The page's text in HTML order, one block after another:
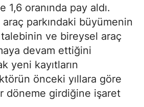
1,6 oranında pay aldı.
parkındaki büyümenin
talebinin ve bireysel araç
devam ettiğini
yeni kayıtların
önceki yıllara göre
döneme girdiğine işaret